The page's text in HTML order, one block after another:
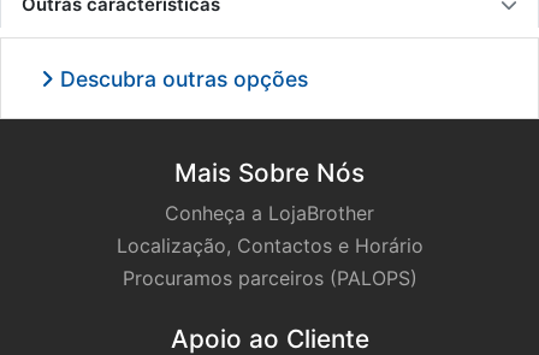
Descubra outras opções
Mais Sobre Nós
Conheça a LojaBrother
Localização, Contactos e Horário
Procuramos parceiros (PALOPS)
Apoio ao Cliente